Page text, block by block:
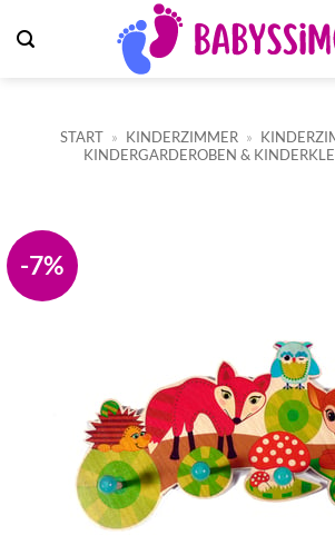
Inhalt
START » KINDERZIMMER »
KINDERGARDEROBEN &
-7%